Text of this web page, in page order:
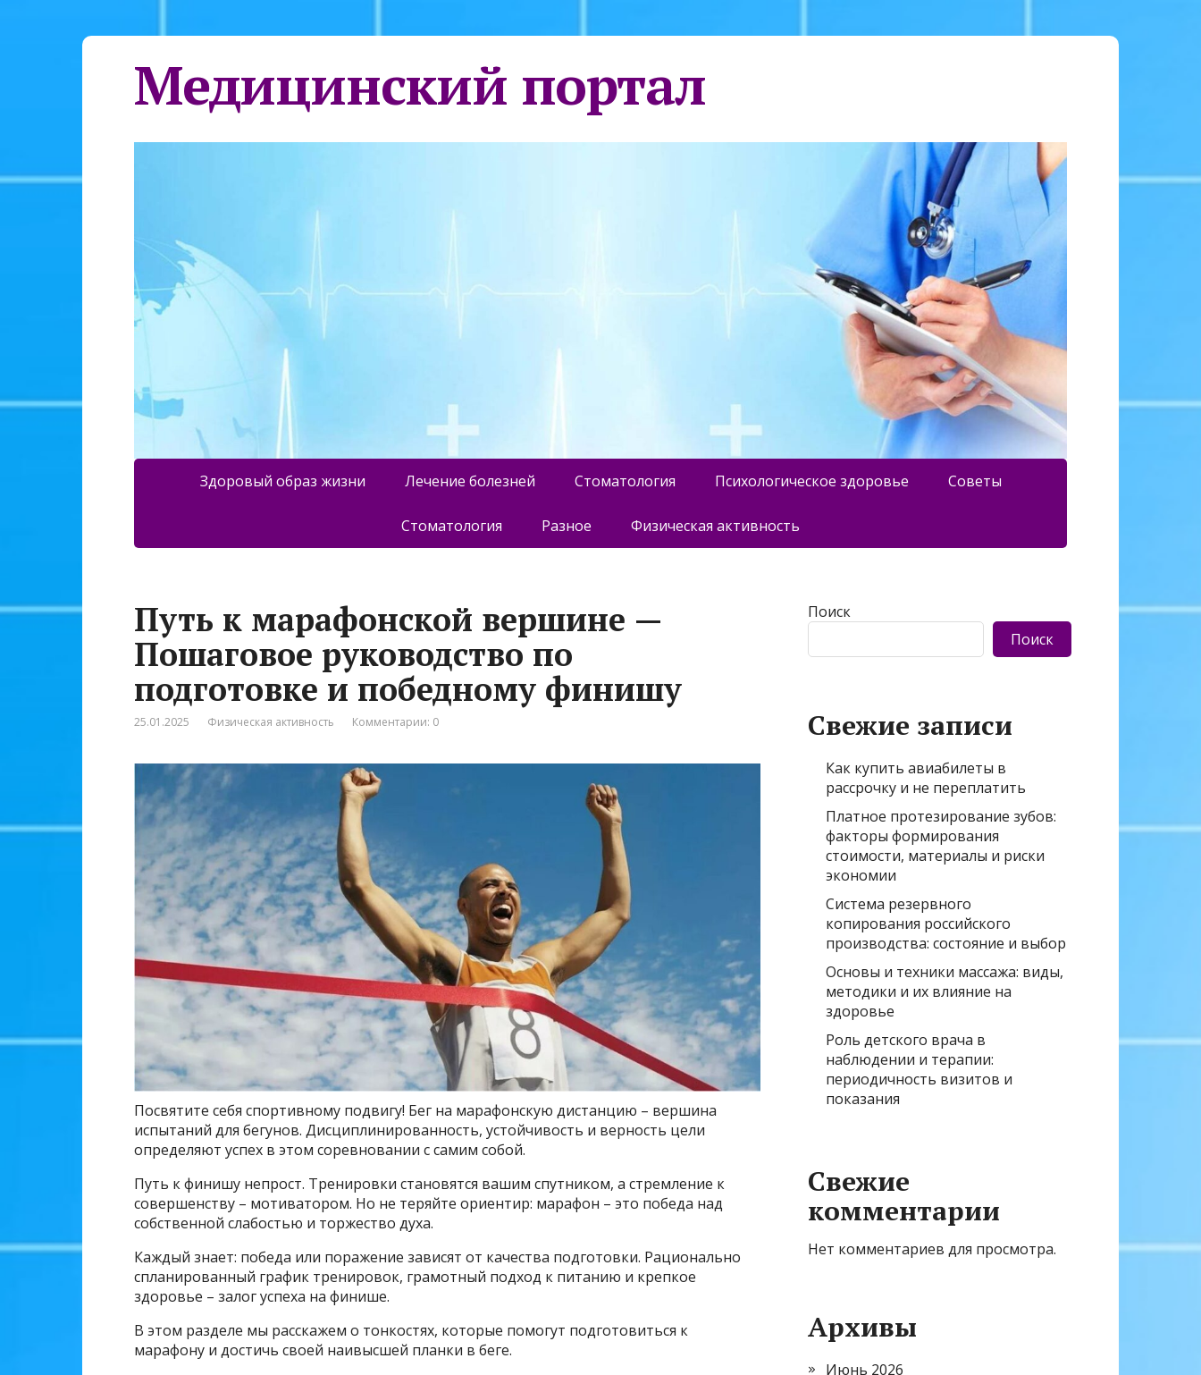
Медицинский портал
Здоровый образ жизни Лечение болезней Стоматология Психологическое здоровье Советы
Стоматология Разное Физическая активность
Путь к марафонской вершине —
Пошаговое руководство по
подготовке и победному финишу
25.01.2025 Физическая активность Комментарии: 0
Посвятите себя спортивному подвигу! Бег на марафонскую дистанцию – вершина
испытаний для бегунов. Дисциплинированность, устойчивость и верность цели
определяют успех в этом соревновании с самим собой.
Путь к финишу непрост. Тренировки становятся вашим спутником, а стремление к
совершенству – мотиватором. Но не теряйте ориентир: марафон – это победа над
собственной слабостью и торжество духа.
Каждый знает: победа или поражение зависят от качества подготовки. Рационально
спланированный график тренировок, грамотный подход к питанию и крепкое
здоровье – залог успеха на финише.
В этом разделе мы расскажем о тонкостях, которые помогут подготовиться к
марафону и достичь своей наивысшей планки в беге.
Поиск
Поиск
Свежие записи
Как купить авиабилеты в
рассрочку и не переплатить
Платное протезирование зубов:
факторы формирования
стоимости, материалы и риски
экономии
Система резервного
копирования российского
производства: состояние и выбор
Основы и техники массажа: виды,
методики и их влияние на
здоровье
Роль детского врача в
наблюдении и терапии:
периодичность визитов и
показания
Свежие
комментарии
Нет комментариев для просмотра.
Архивы
Июнь 2026